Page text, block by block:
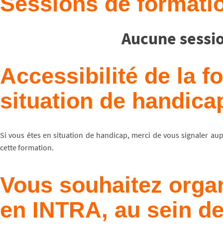
Aucune
Accessibilité de la
situation de
Si vous êtes en situation de handicap, merci de vous signaler
cette formation.
Vous souhaitez
en INTRA, au sein